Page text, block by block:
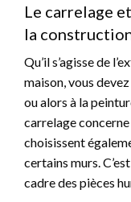
Le carrelage
la
Qu’il s’agisse de
maison, vous
ou alors à la
carrelage
choisissent
certains murs.
cadre des pièces